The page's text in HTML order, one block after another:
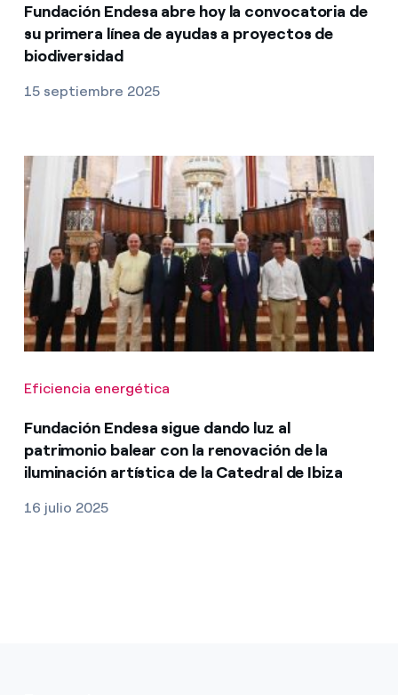
Fundación Endesa abre hoy la convocatoria de
su primera línea de ayudas a proyectos de
biodiversidad
15 septiembre 2025
Eficiencia energética
Fundación Endesa sigue dando luz al
patrimonio balear con la renovación de la
iluminación artística de la Catedral de Ibiza
16 julio 2025